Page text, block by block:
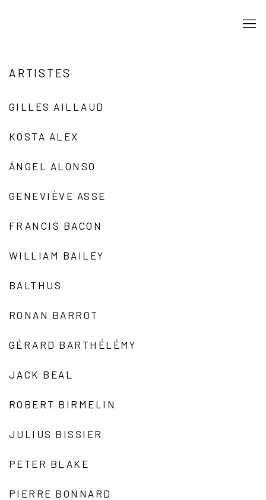
ARTISTES
GILLES AILLAUD
KOSTA ALEX
ÁNGEL ALONSO
GENEVIÈVE ASSE
FRANCIS BACON
WILLIAM BAILEY
BALTHUS
RONAN BARROT
GÉRARD BARTHÉLÉMY
JACK BEAL
ROBERT BIRMELIN
JULIUS BISSIER
PETER BLAKE
PIERRE BONNARD